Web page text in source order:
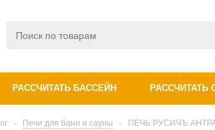
РАССЧИТАТЬ БАССЕЙН РАССЧИТАТЬ
- Печи для бани и сауны - ПЕЧЬ РУСИЧЪ